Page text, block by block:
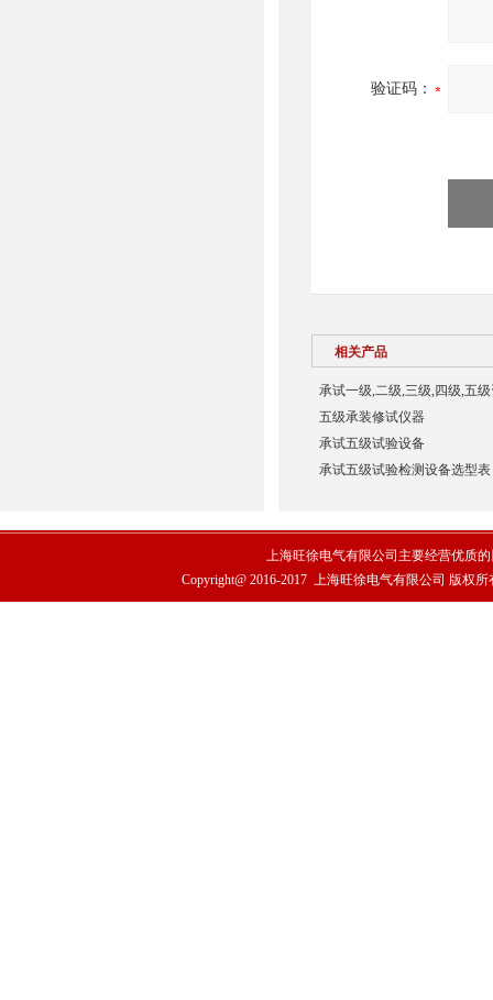
验证码：
相关产品
承试一级,二级,三级,四级,五
五级承装修试仪器
承试五级试验设备
承试五级试验检测设备选型表
上海旺徐电气有限公司主要经营优质的
Copyright@ 2016-2017 上海旺徐电气有限公司 版权